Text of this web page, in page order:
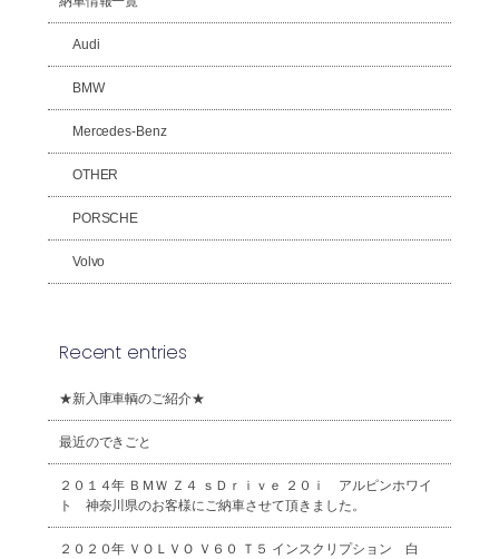
Audi
BMW
Mercedes-Benz
OTHER
PORSCHE
Volvo
Recent entries
★新入庫車輌のご紹介★
最近のできごと
２０１４年 ＢＭＷ Ｚ４ ｓＤｒｉｖｅ ２０ｉ アルピンホワイ
ト 神奈川県のお客様にご納車させて頂きました。
２０２０年 ＶＯＬＶＯ Ｖ６０ Ｔ５ インスクリプション 白